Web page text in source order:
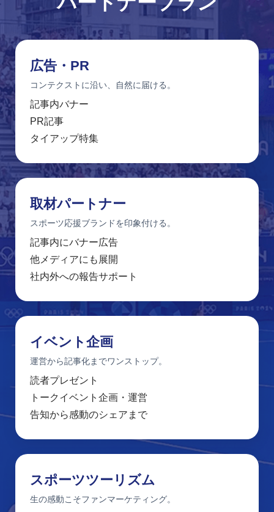
広告・PR
コンテクストに沿い、自然に届ける。
記事内バナー
PR記事
タイアップ特集
取材パートナー
スポーツ応援ブランドを印象付ける。
記事内にバナー広告
他メディアにも展開
社内外への報告サポート
イベント企画
運営から記事化までワンストップ。
読者プレゼント
トークイベント企画・運営
告知から感動のシェアまで
スポーツツーリズム
生の感動こそファンマーケティング。